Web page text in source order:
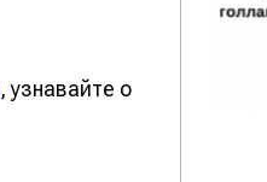
, узнавайте о